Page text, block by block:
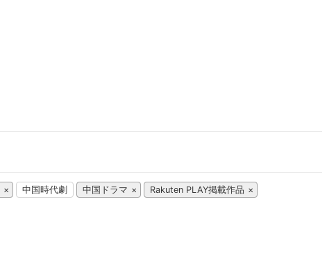
中国時代劇 中国ドラマ Rakuten PLAY掲載作品